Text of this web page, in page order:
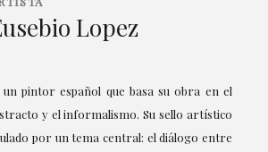
Lopez
un pintor español que basa su obra en el
y el informalismo. Su sello artístico
por un tema central: el diálogo entre